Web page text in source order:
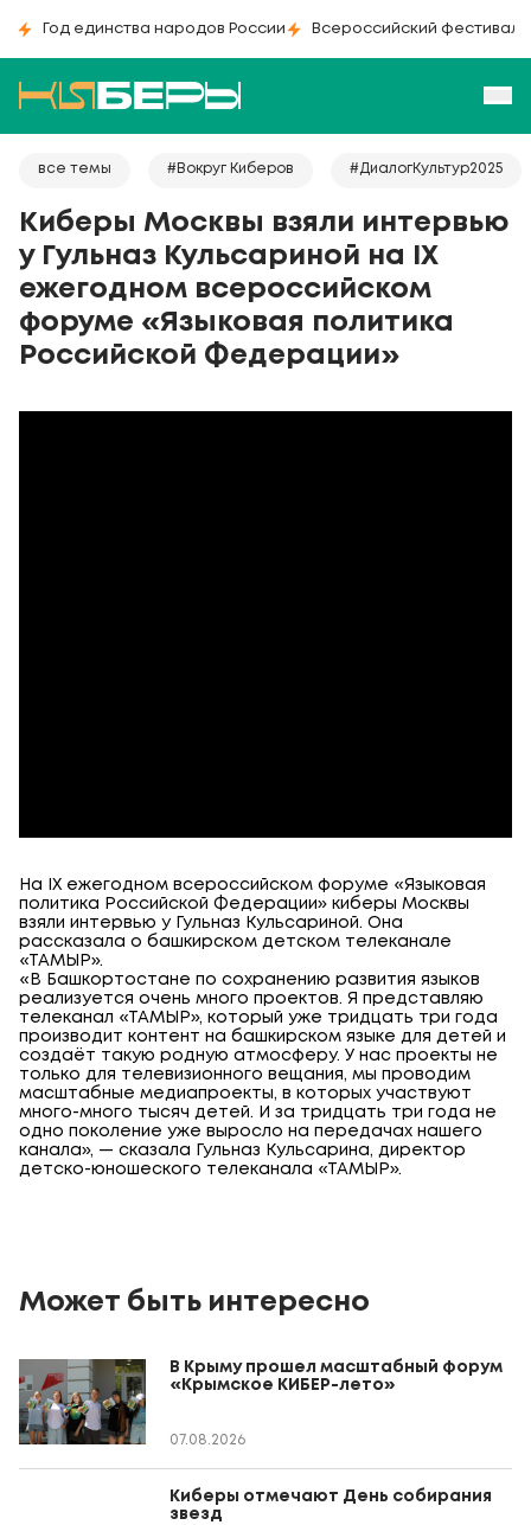
Год единства народов России Всероссийский фестиваль
все темы #Вокруг Киберов #ДиалогКультур2025
Киберы Москвы взяли интервью
у Гульназ Кульсариной на IX
ежегодном всероссийском
форуме «Языковая политика
Российской Федерации»
На IX ежегодном всероссийском форуме «Языковая
политика Российской Федерации» киберы Москвы
взяли интервью у Гульназ Кульсариной. Она
рассказала о башкирском детском телеканале
«ТАМЫР».
«В Башкортостане по сохранению развития языков
реализуется очень много проектов. Я представляю
телеканал «ТАМЫР», который уже тридцать три года
производит контент на башкирском языке для детей и
создаёт такую родную атмосферу. У нас проекты не
только для телевизионного вещания, мы проводим
масштабные медиапроекты, в которых участвуют
много-много тысяч детей. И за тридцать три года не
одно поколение уже выросло на передачах нашего
канала», — сказала Гульназ Кульсарина, директор
детско-юношеского телеканала «ТАМЫР».
Может быть интересно
В Крыму прошел масштабный форум
«Крымское КИБЕР-лето»
07.08.2026
Киберы отмечают День собирания
звезд